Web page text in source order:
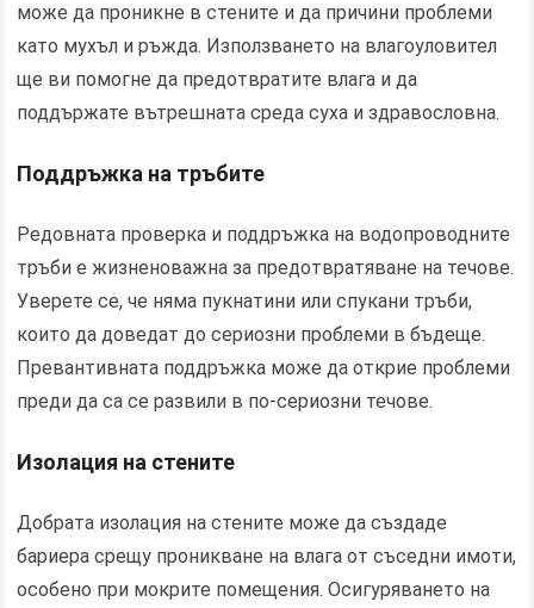
може да проникне в стените и да причини проблеми
като мухъл и ръжда. Използването на влагоуловител
ще ви помогне да предотвратите влага и да
поддържате вътрешната среда суха и здравословна.
Поддръжка на тръбите
Редовната проверка и поддръжка на водопроводните
тръби е жизненоважна за предотвратяване на течове.
Уверете се, че няма пукнатини или спукани тръби,
които да доведат до сериозни проблеми в бъдеще.
Превантивната поддръжка може да открие проблеми
преди да са се развили в по-сериозни течове.
Изолация на стените
Добрата изолация на стените може да създаде
бариера срещу проникване на влага от съседни имоти,
особено при мокрите помещения. Осигуряването на